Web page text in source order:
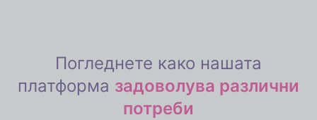
Погледнете како нашата
платформа задоволува различни
потреби